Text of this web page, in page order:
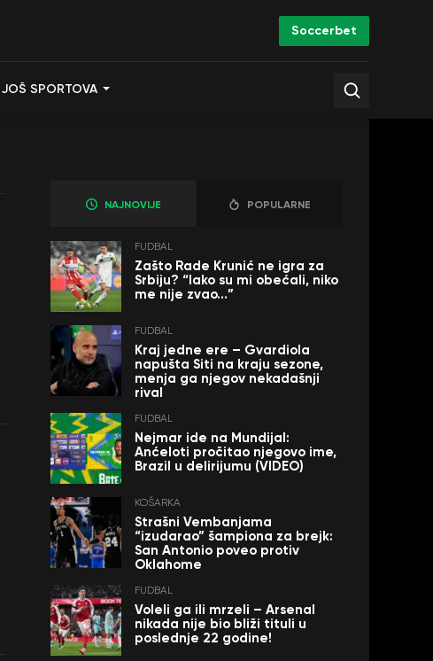
Soccerbet
JOŠ SPORTOVA
NAJNOVIJE POPULARNE
FUDBAL
Zašto Rade Krunić ne igra za
Srbiju? “Iako su mi obećali, niko
me nije zvao…”
FUDBAL
Kraj jedne ere – Gvardiola
napušta Siti na kraju sezone,
menja ga njegov nekadašnji
rival
FUDBAL
Nejmar ide na Mundijal:
Anćeloti pročitao njegovo ime,
Brazil u delirijumu (VIDEO)
KOŠARKA
Strašni Vembanjama
“izudarao” šampiona za brejk:
San Antonio poveo protiv
Oklahome
FUDBAL
Voleli ga ili mrzeli – Arsenal
nikada nije bio bliži tituli u
poslednje 22 godine!